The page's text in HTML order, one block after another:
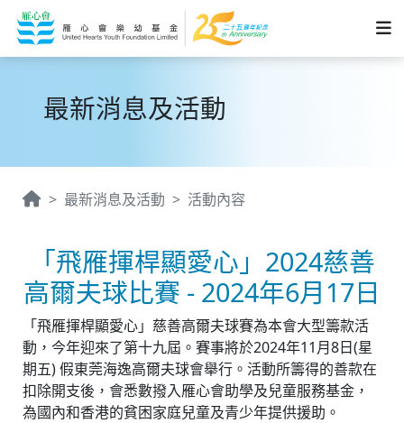
最新消息及活動
最新消息及活動 活動內容
「飛雁揮桿顯愛心」2024慈善
高爾夫球比賽 - 2024年6月17日
「飛雁揮桿顯愛心」慈善高爾夫球賽為本會大型籌款活
動，今年迎來了第十九屆。賽事將於2024年11月8日(星
期五) 假東莞海逸高爾夫球會舉行。活動所籌得的善款在
扣除開支後，會悉數撥入雁心會助學及兒童服務基金，
為國內和香港的貧困家庭兒童及青少年提供援助。